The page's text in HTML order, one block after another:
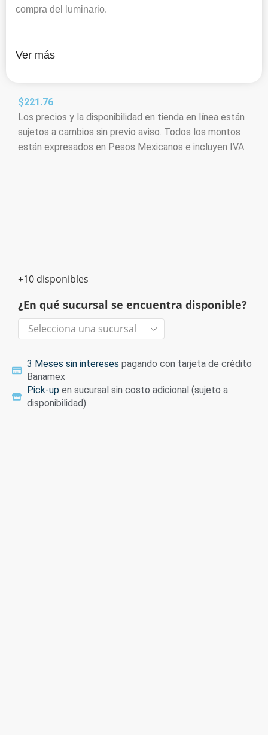
compra del luminario.
Ver más
$221.76
Los precios y la disponibilidad en tienda en línea están
sujetos a cambios sin previo aviso. Todos los montos
están expresados en Pesos Mexicanos e incluyen IVA.
+10 disponibles
¿En qué sucursal se encuentra disponible?
3 Meses sin intereses pagando con tarjeta de crédito
Banamex
Pick-up en sucursal sin costo adicional (sujeto a
disponibilidad)